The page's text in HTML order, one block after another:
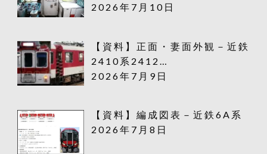
2026年7月10日
【資料】正面・妻面外観－近鉄
2410系2412…
2026年7月9日
【資料】編成図表－近鉄6A系
2026年7月8日